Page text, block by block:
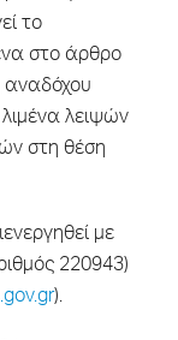
το
στο άρθρο
αναδόχου
λειψών
στη θέση
με
220943)
).